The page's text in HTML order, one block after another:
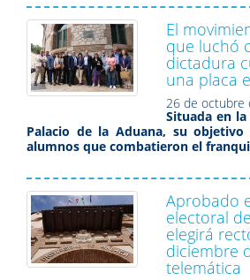
El
que luchó
dictadura
una placa
26 de octubre
Situada en
Palacio de la Aduana, su
alumnos que combatieron el
Aprobado
electoral
elegirá
diciembre
telemática